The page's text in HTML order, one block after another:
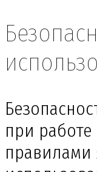
при
правилами